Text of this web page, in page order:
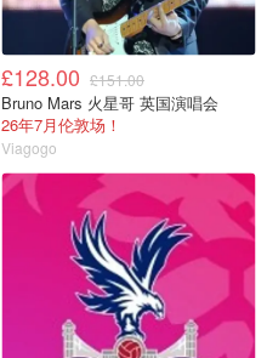
£128.00 £151.00
Bruno Mars 火星哥 英国演唱会
26年7月伦敦场！
Viagogo